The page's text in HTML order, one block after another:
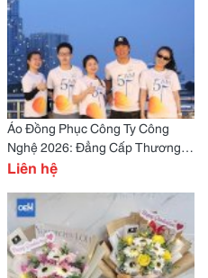
Áo Đồng Phục Công Ty Công
Nghệ 2026: Đẳng Cấp Thương
Hiệu Trong Kỷ Nguyên Số
Liên hệ